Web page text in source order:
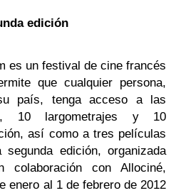
edición
es un festival de cine francés
que cualquier persona,
país, tenga acceso a las
10 largometrajes y 10
así como a tres películas
edición, organizada
colaboración con Allociné,
enero al 1 de febrero de 2012